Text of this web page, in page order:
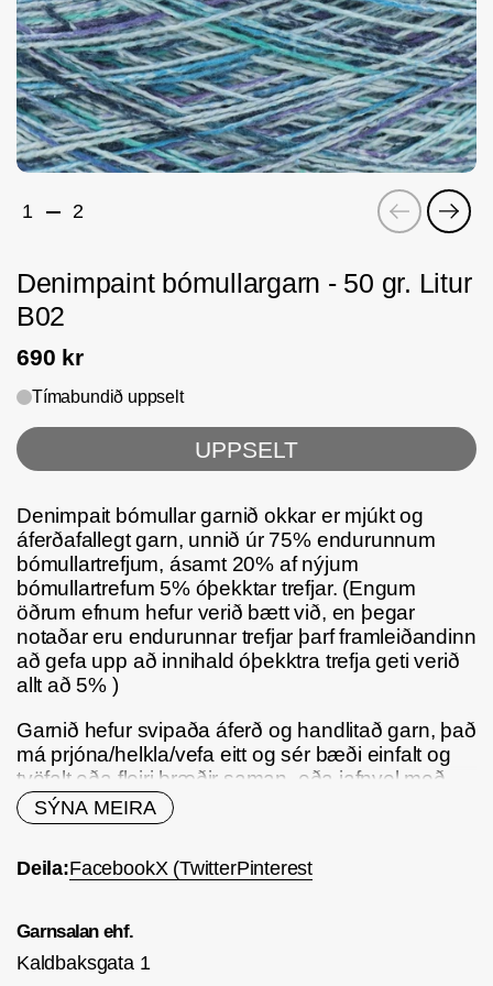
Fyrri
1 2
Denimpaint bómullargarn - 50 gr. Litur
B02
690 kr
Tímabundið uppselt
UPPSELT
Denimpait bómullar garnið okkar er mjúkt og
áferðafallegt garn, unnið úr 75% endurunnum
bómullartrefjum, ásamt 20% af nýjum
bómullartrefum 5% óþekktar trefjar. (Engum
öðrum efnum hefur verið bætt við, en þegar
notaðar eru endurunnar trefjar þarf framleiðandinn
að gefa upp að innihald óþekktra trefja geti verið
allt að 5% )
Garnið hefur svipaða áferð og handlitað garn, það
má prjóna/helkla/vefa eitt og sér bæði einfalt og
tvöfalt eða fleiri þræðir saman, eða jafnvel með
öðrum þráðum. Gefur virkilega skemmtilegt útlir
að setja með einlita alpakka eða mohair þræði,
fylgiþráður með 7% teygju annarsvegar fjólubláu
bómullargarni litur B02. Prjónað á prjóna nr.4 18 l.
SÝNA MEIRA
Deila:FacebookX (TwitterPinterest
Garnsalan ehf.
Kaldbaksgata 1